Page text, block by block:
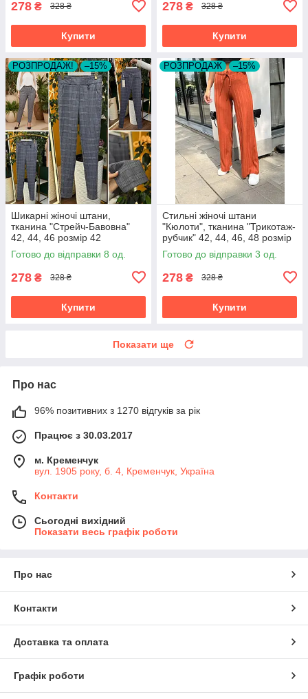
278 ₴ 328 ₴
Купити
278 ₴ 328 ₴
Купити
РОЗПРОДАЖ! –15%
Шикарні жіночі штани,
тканина "Стрейч-Бавовна"
42, 44, 46 розмір 42
Готово до відправки 8 од.
278 ₴ 328 ₴
Купити
РОЗПРОДАЖ –15%
Стильні жіночі штани
"Кюлоти", тканина "Трикотаж-
рубчик" 42, 44, 46, 48 розмір
42
Готово до відправки 3 од.
278 ₴ 328 ₴
Купити
Показати ще
Про нас
96% позитивних з 1270 відгуків за рік
Працює з 30.03.2017
м. Кременчук
вул. 1905 року, б. 4, Кременчук, Україна
Контакти
Сьогодні вихідний
Показати весь графік роботи
Про нас
Контакти
Доставка та оплата
Графік роботи